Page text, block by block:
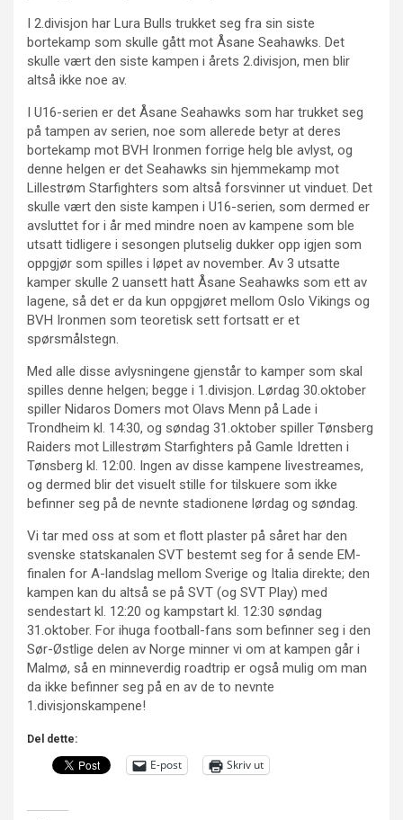
I 2.divisjon har Lura Bulls trukket seg fra sin siste
bortekamp som skulle gått mot Åsane Seahawks. Det
skulle vært den siste kampen i årets 2.divisjon, men blir
altså ikke noe av.
I U16-serien er det Åsane Seahawks som har trukket seg
på tampen av serien, noe som allerede betyr at deres
bortekamp mot BVH Ironmen forrige helg ble avlyst, og
denne helgen er det Seahawks sin hjemmekamp mot
Lillestrøm Starfighters som altså forsvinner ut vinduet. Det
skulle vært den siste kampen i U16-serien, som dermed er
avsluttet for i år med mindre noen av kampene som ble
utsatt tidligere i sesongen plutselig dukker opp igjen som
oppgjør som spilles i løpet av november. Av 3 utsatte
kamper skulle 2 uansett hatt Åsane Seahawks som ett av
lagene, så det er da kun oppgjøret mellom Oslo Vikings og
BVH Ironmen som teoretisk sett fortsatt er et
spørsmålstegn.
Med alle disse avlysningene gjenstår to kamper som skal
spilles denne helgen; begge i 1.divisjon. Lørdag 30.oktober
spiller Nidaros Domers mot Olavs Menn på Lade i
Trondheim kl. 14:30, og søndag 31.oktober spiller Tønsberg
Raiders mot Lillestrøm Starfighters på Gamle Idretten i
Tønsberg kl. 12:00. Ingen av disse kampene livestreames,
og dermed blir det visuelt stille for tilskuere som ikke
befinner seg på de nevnte stadionene lørdag og søndag.
Vi tar med oss at som et flott plaster på såret har den
svenske statskanalen SVT bestemt seg for å sende EM-
finalen for A-landslag mellom Sverige og Italia direkte; den
kampen kan du altså se på SVT (og SVT Play) med
sendestart kl. 12:20 og kampstart kl. 12:30 søndag
31.oktober. For ihuga football-fans som befinner seg i den
Sør-Østlige delen av Norge minner vi om at kampen går i
Malmø, så en minneverdig roadtrip er også mulig om man
da ikke befinner seg på en av de to nevnte
1.divisjonskampene!
Del dette:
E-post Skriv ut